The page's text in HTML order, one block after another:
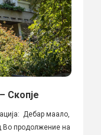
Скопје
Дебар маало,
Во продолжение на